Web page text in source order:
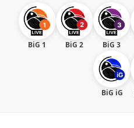
BiG 1 BiG 2 BiG 3
BiG iG